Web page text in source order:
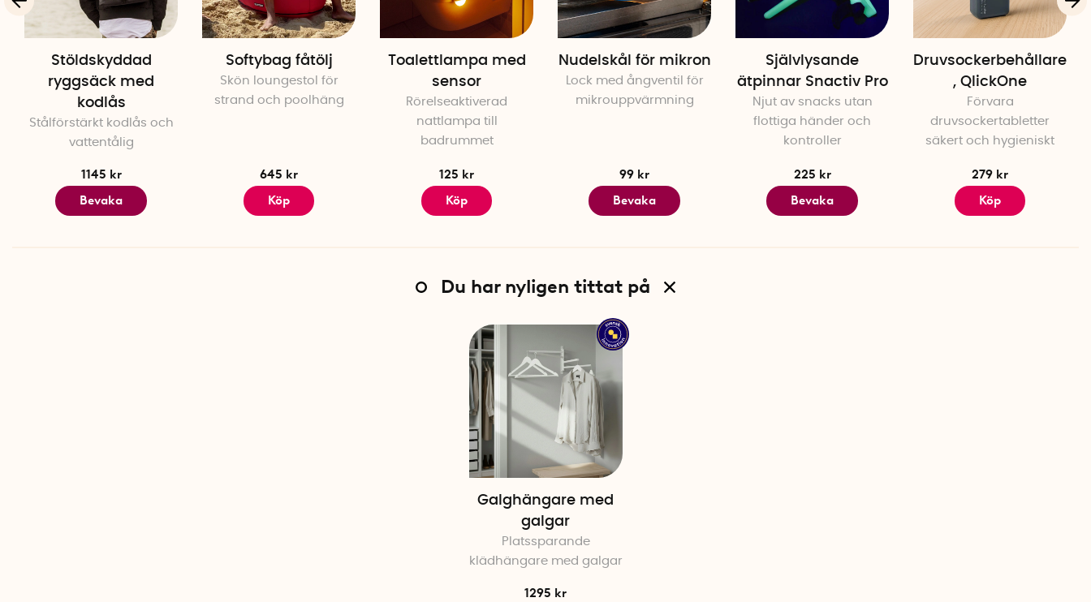
Stöldskyddad
ryggsäck med
kodlås
Stålförstärkt kodlås och
vattentålig
1145 kr
Bevaka
Softybag fåtölj
Skön loungestol för
strand och poolhäng
645 kr
Köp
Toalettlampa med
sensor
Rörelseaktiverad
nattlampa till
badrummet
125 kr
Köp
Nudelskål för mikron
Lock med ångventil för
mikrouppvärmning
99 kr
Bevaka
Självlysande
ätpinnar Snactiv Pro
Njut av snacks utan
flottiga händer och
kontroller
225 kr
Bevaka
Druvsockerbehållare
, QlickOne
Förvara
druvsockertabletter
säkert och hygieniskt
279 kr
Köp
Du har nyligen tittat på
Galghängare med
galgar
Platssparande
klädhängare med galgar
1295 kr